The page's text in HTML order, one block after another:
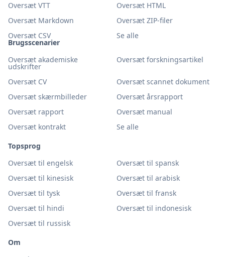
Brugsscenarier
Oversæt akademiske
udskrifter
Oversæt forskningsartikel
Oversæt CV
Oversæt scannet dokument
Oversæt skærmbilleder
Oversæt årsrapport
Oversæt rapport
Oversæt manual
Oversæt kontrakt
Se alle
Topsprog
Oversæt til engelsk
Oversæt til spansk
Oversæt til kinesisk
Oversæt til arabisk
Oversæt til tysk
Oversæt til fransk
Oversæt til hindi
Oversæt til indonesisk
Oversæt til russisk
Oversæt VTT
Oversæt HTML
Oversæt Markdown
Oversæt ZIP-filer
Oversæt CSV
Se alle
Om